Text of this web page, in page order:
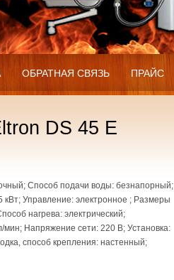
ОБРАТНАЯ СВЯЗЬ ПРАЙС
DS 45 E
Способ подачи воды: безнапорный;
Управление: электронное ; Размеры
нагрева: электрический;
мин; Напряжение сети: 220 В; Установка:
способ крепления: настенный;